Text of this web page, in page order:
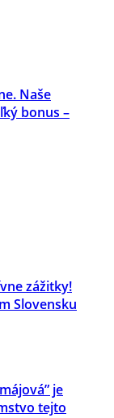
Naše
bonus –
zážitky!
Slovensku
je
tejto